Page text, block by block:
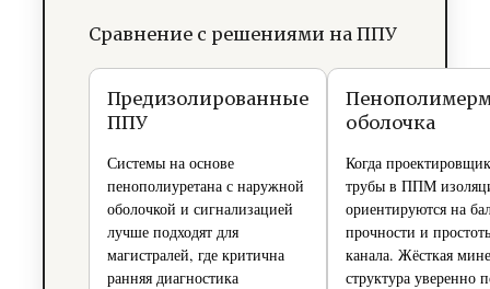
Сравнение с решениями на ППУ
Предизолированные
ППУ
Системы на основе
пенополиуретана с наружной
оболочкой и сигнализацией
лучше подходят для
магистралей, где критична
ранняя диагностика
оболочка
Когда
трубы в ППМ
ориентируются на
прочности и
канала. Жёсткая
структура уверенно